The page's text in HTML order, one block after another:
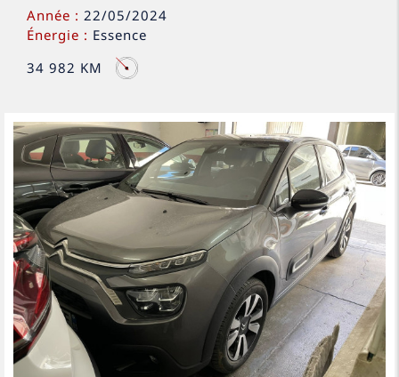
Année : 22/05/2024
Énergie : Essence
34 982 KM